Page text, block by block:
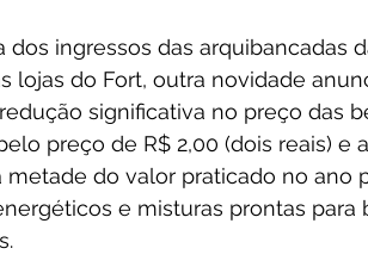
dos ingressos das arquibancadas
lojas do Fort, outra novidade
significativa no preço das
preço de R$ 2,00 (dois reais) e
do valor praticado no ano
e misturas prontas